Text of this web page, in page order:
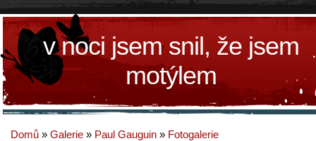
v noci jsem snil, že jsem
motýlem
Domů » Galerie » Paul Gauguin » Fotogalerie